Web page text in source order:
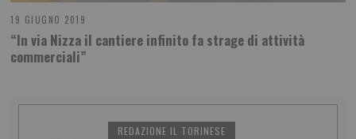
19 GIUGNO 2019
“In via Nizza il cantiere infinito fa strage di attività
commerciali”
REDAZIONE IL TORINESE